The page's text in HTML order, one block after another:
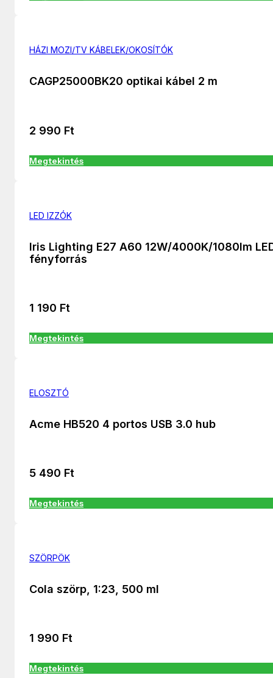
HÁZI MOZI/TV KÁBELEK/OKOSÍTÓK
CAGP25000BK20 optikai kábel 2 m
2 990 Ft
Megtekintés
LED IZZÓK
Iris Lighting E27 A60 12W/4000K/1080lm
fényforrás
1 190 Ft
Megtekintés
ELOSZTÓ
Acme HB520 4 portos USB 3.0 hub
5 490 Ft
Megtekintés
SZÖRPÖK
Cola szörp, 1:23, 500 ml
1 990 Ft
Megtekintés